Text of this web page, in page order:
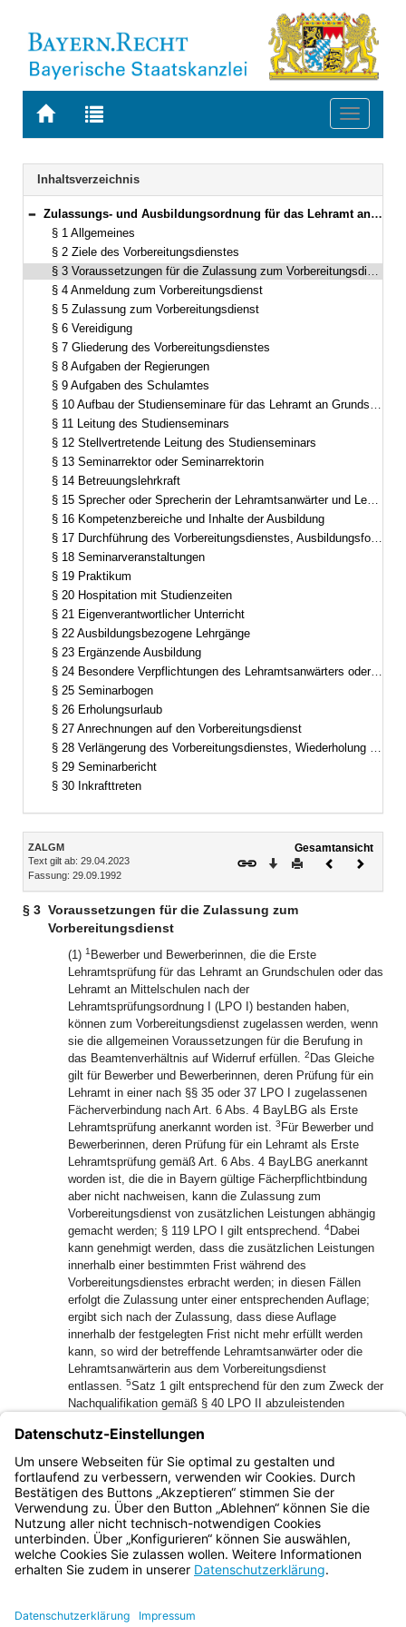
Zur
BAYERN.RECHT
Zur
letzten
Suche
Toggle
Navigation
Inhaltsverzeichnis
Bereich reduzieren
Zulassungs- und Ausbildungsordnung für das Lehramt an Grundschulen und das Lehramt an Mittelschulen (ZALGM) in der Fassung der Bekanntmachung vom 29. September 1992 (GVBl. S. 454) BayRS 2038-3-4-1-3-K (§§ 1–30)
§ 1 Allgemeines
§ 2 Ziele des Vorbereitungsdienstes
§ 3 Voraussetzungen für die Zulassung zum Vorbereitungsdienst
§ 4 Anmeldung zum Vorbereitungsdienst
§ 5 Zulassung zum Vorbereitungsdienst
§ 6 Vereidigung
§ 7 Gliederung des Vorbereitungsdienstes
§ 8 Aufgaben der Regierungen
§ 9 Aufgaben des Schulamtes
§ 10 Aufbau der Studienseminare für das Lehramt an Grundschulen und das Lehramt an Mittelschulen
§ 11 Leitung des Studienseminars
§ 12 Stellvertretende Leitung des Studienseminars
§ 13 Seminarrektor oder Seminarrektorin
§ 14 Betreuungslehrkraft
§ 15 Sprecher oder Sprecherin der Lehramtsanwärter und Lehramtsanwärterinnen
§ 16 Kompetenzbereiche und Inhalte der Ausbildung
§ 17 Durchführung des Vorbereitungsdienstes, Ausbildungsformen
§ 18 Seminarveranstaltungen
§ 19 Praktikum
§ 20 Hospitation mit Studienzeiten
§ 21 Eigenverantwortlicher Unterricht
§ 22 Ausbildungsbezogene Lehrgänge
§ 23 Ergänzende Ausbildung
§ 24 Besondere Verpflichtungen des Lehramtsanwärters oder der Lehramtsanwärterin
§ 25 Seminarbogen
§ 26 Erholungsurlaub
§ 27 Anrechnungen auf den Vorbereitungsdienst
§ 28 Verlängerung des Vorbereitungsdienstes, Wiederholung einzelner Ausbildungsabschnitte
§ 29 Seminarbericht
§ 30 Inkrafttreten
Inhalt
ZALGM
Text gilt ab: 29.04.2023
Fassung: 29.09.1992
Gesamtansicht
Download
DruckenVorheriges
§ 3 Voraussetzungen für die Zulassung zum
Vorbereitungsdienst
(1) 1 Bewerber und Bewerberinnen, die die Erste
Lehramtsprüfung für das Lehramt an Grundschulen oder das
Lehramt an Mittelschulen nach der
Lehramtsprüfungsordnung I (LPO I) bestanden haben,
können zum Vorbereitungsdienst zugelassen werden, wenn
sie die allgemeinen Voraussetzungen für die Berufung in
das Beamtenverhältnis auf Widerruf erfüllen. 2 Das Gleiche
gilt für Bewerber und Bewerberinnen, deren Prüfung für ein
Lehramt in einer nach §§ 35 oder 37 LPO I zugelassenen
Fächerverbindung nach Art. 6 Abs. 4 BayLBG als Erste
Lehramtsprüfung anerkannt worden ist. 3 Für Bewerber und
Bewerberinnen, deren Prüfung für ein Lehramt als Erste
Lehramtsprüfung gemäß Art. 6 Abs. 4 BayLBG anerkannt
worden ist, die die in Bayern gültige Fächerpflichtbindung
aber nicht nachweisen, kann die Zulassung zum
Vorbereitungsdienst von zusätzlichen Leistungen abhängig
gemacht werden; § 119 LPO I gilt entsprechend. 4Dabei
kann genehmigt werden, dass die zusätzlichen Leistungen
innerhalb einer bestimmten Frist während des
Vorbereitungsdienstes erbracht werden; in diesen Fällen
erfolgt die Zulassung unter einer entsprechenden Auflage;
ergibt sich nach der Zulassung, dass diese Auflage
innerhalb der festgelegten Frist nicht mehr erfüllt werden
kann, so wird der betreffende Lehramtsanwärter oder die
Lehramtsanwärterin aus dem Vorbereitungsdienst
entlassen. 5Satz 1 gilt entsprechend für den zum Zweck der
Nachqualifikation gemäß § 40 LPO II abzuleistenden
(2) Bewerber und Bewerberinnen müssen die für den Beruf
des Lehrers bzw. der Lehrerin notwendige gesundheitliche
Eignung besitzen.
Bayern.de
BayernPortal
Impressum